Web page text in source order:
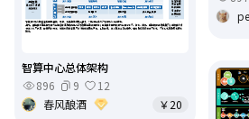
智算中心总体架构
896
9
12
春风酿酒
￥20